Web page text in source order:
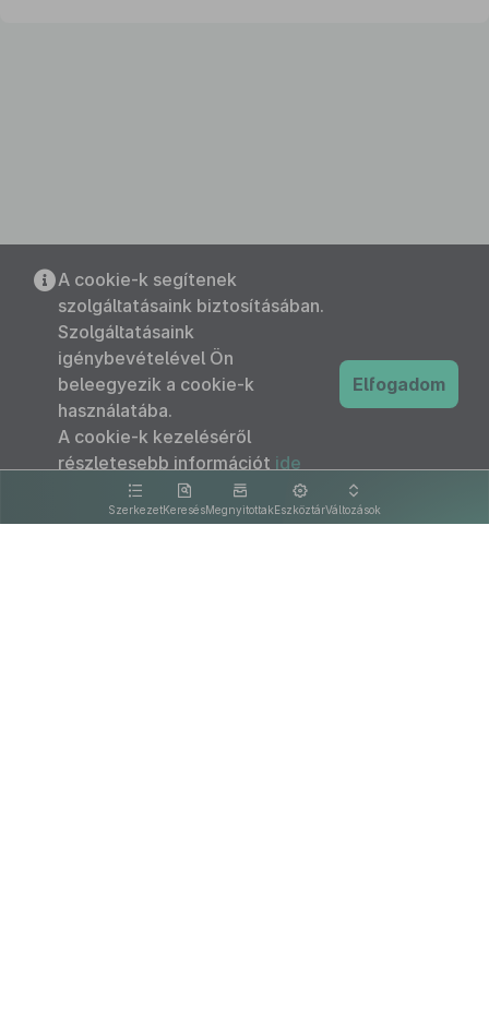
SzerkezetKeresésMegnyitottakEszköztárVáltozások
A cookie-k segítenek
szolgáltatásaink biztosításában.
Szolgáltatásaink
igénybevételével Ön
beleegyezik a cookie-k
használatába.
A cookie-k kezeléséről
részletesebb információt ide
kattintva olvashat.
Elfogadom